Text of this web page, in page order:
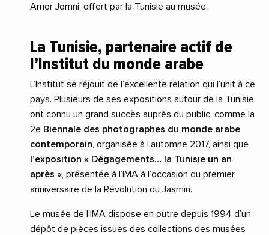
Amor Jomni, offert par la Tunisie au musée.
La Tunisie, partenaire actif de
l’Institut du monde arabe
L’Institut se réjouit de l’excellente relation qui l’unit à ce
pays. Plusieurs de ses expositions autour de la Tunisie
ont connu un grand succès auprès du public, comme la
2e Biennale des photographes du monde arabe
contemporain , organisée à l’automne 2017, ainsi que
l’exposition « Dégagements… la Tunisie un an
après » , présentée à l’IMA à l’occasion du premier
anniversaire de la Révolution du Jasmin.
Le musée de l’IMA dispose en outre depuis 1994 d’un
dépôt de pièces issues des collections des musées